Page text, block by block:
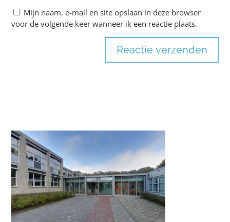
Mijn naam, e-mail en site opslaan in deze browser
voor de volgende keer wanneer ik een reactie plaats.